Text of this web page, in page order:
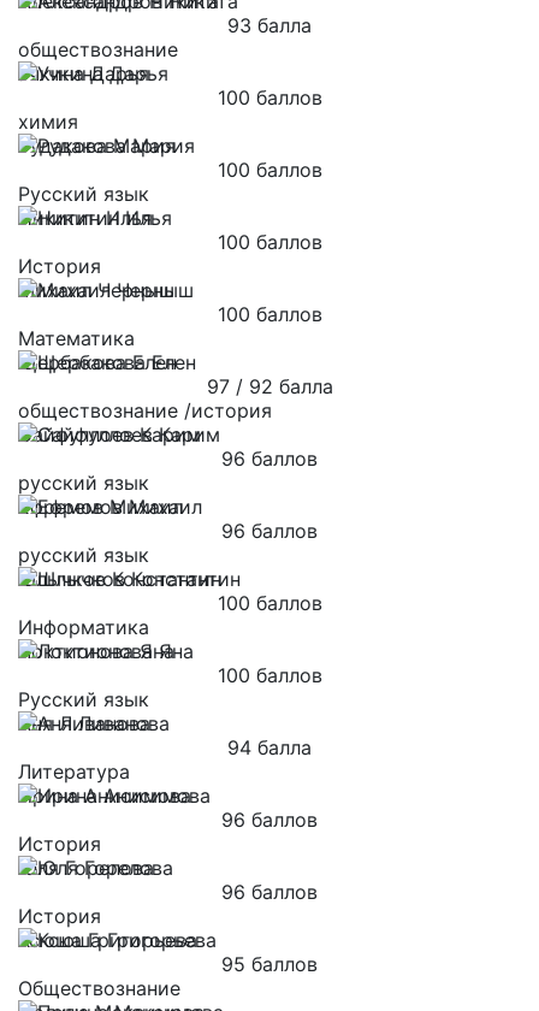
93 балла
обществознание
Учкина Дарья
100 баллов
химия
Рудакова Мария
100 баллов
Русский язык
Никитин Илья
100 баллов
История
Михаил Черныш
100 баллов
Математика
Щербакова Елен
97 / 92 балла
обществознание /история
Сайфуллоев Карим
96 баллов
русский язык
Ефремов Михаил
96 баллов
русский язык
Шлычков Константин
100 баллов
Информатика
Локтионова Яна
100 баллов
Русский язык
Аня Ливанова
94 балла
Литература
Ирина Анисимова
96 баллов
История
Юля Горелова
96 баллов
История
Ксюша Григорьева
95 баллов
Обществознание